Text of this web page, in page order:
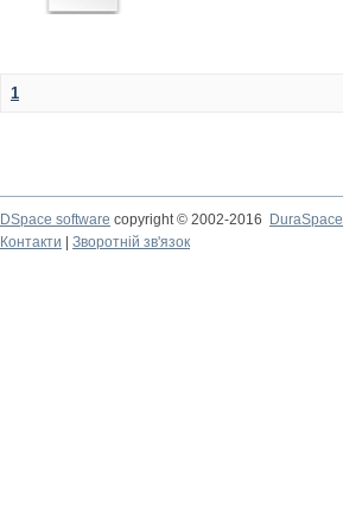
1
DSpace software copyright © 2002-2016
DuraSpace
Контакти
Зворотній зв'язок